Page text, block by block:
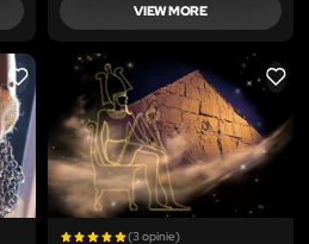
VIEW MORE
LIKE LIKE
(3 opinie)